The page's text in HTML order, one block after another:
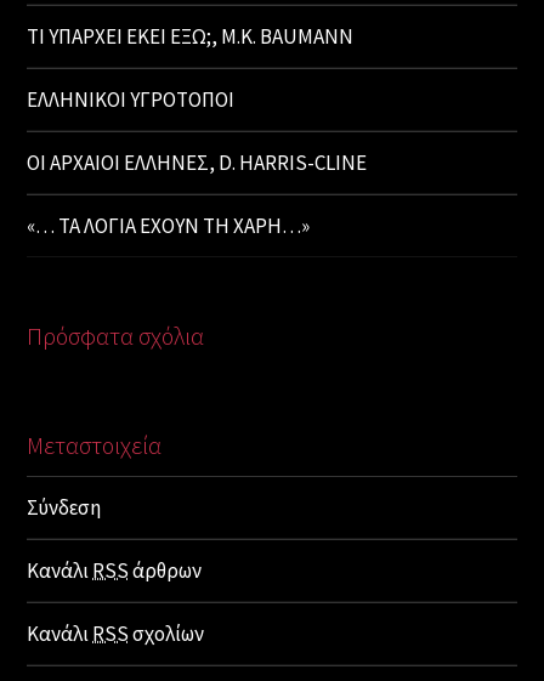
ΤΙ ΥΠΑΡΧΕΙ ΕΚΕΙ ΕΞΩ;, M.K. BAUMANN
ΕΛΛΗΝΙΚΟΙ ΥΓΡΟΤΟΠΟΙ
ΟΙ ΑΡΧΑΙΟΙ ΕΛΛΗΝΕΣ, D. HARRIS-CLINE
«… ΤΑ ΛΟΓΙΑ ΕΧΟΥΝ ΤΗ ΧΑΡΗ…»
Πρόσφατα σχόλια
Μεταστοιχεία
Σύνδεση
ΚανάλιRSSάρθρων
ΚανάλιRSSσχολίων